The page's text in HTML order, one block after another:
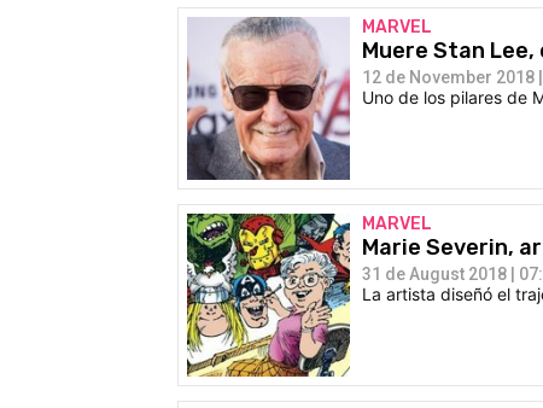
MARVEL
Muere Stan
12 de November 2018
Uno de los pilares de
MARVEL
Marie Severin,
31 de August 2018 |
La artista diseñó el